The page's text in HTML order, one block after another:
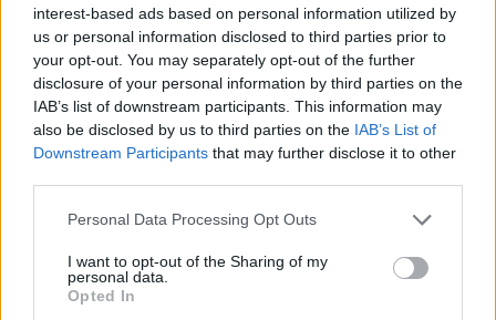
interest-based ads based on personal information utilized by
us or personal information disclosed to third parties prior to
your opt-out. You may separately opt-out of the further
disclosure of your personal information by third parties on the
IAB’s list of downstream participants. This information may
also be disclosed by us to third parties on the IAB’s List of
Downstream Participants that may further disclose it to other
Please note that this website/app uses one or more Google
not limited to your visit or usage behaviour. You may click to
grant or deny consent to Google and its third-party tags to
use your data for below specified purposes in below Google
Personal Data Processing Opt Outs
I want to opt-out of the Sharing of my
personal data.
Opted In
Δάντης: Η εξομολόγηση για το «My Number One» – «Με
πείραξε η αχαριστία»